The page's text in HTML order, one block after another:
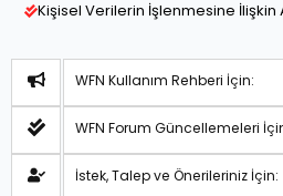
Kişisel Verilerin İşlenmesine İlişkin
WFN Kullanım Rehberi İçin:
WFN Forum Güncellemeleri
İstek, Talep ve Önerileriniz İçin: